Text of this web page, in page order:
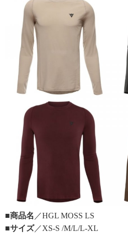
■商品名 ／HGL MOSS LS
■サイズ／XS-S /M/L/L-XL